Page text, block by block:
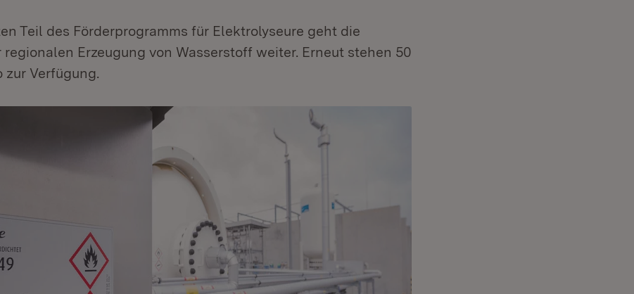
Teil des Förderprogramms für Elektrolyseure geht die
regionalen Erzeugung von Wasserstoff weiter. Erneut stehen 50
zur Verfügung.